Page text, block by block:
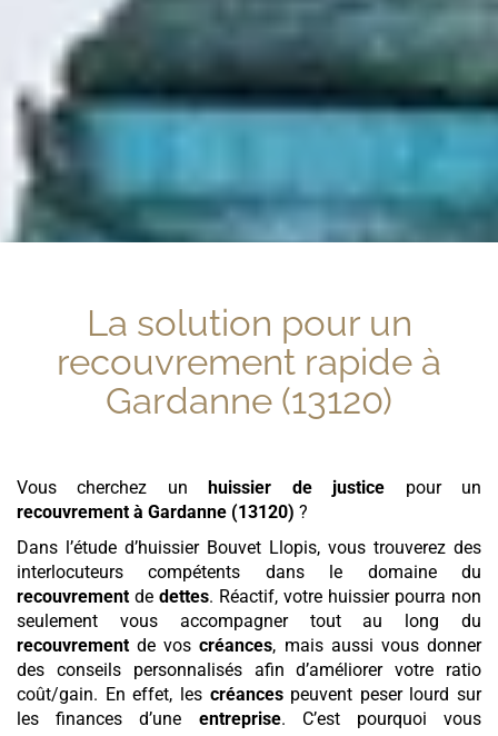
La solution pour un
recouvrement rapide à
Gardanne (13120)
Vous cherchez unhuissier de justice pour un
recouvrement à Gardanne (13120) ?
Dans l’étude d’huissier Bouvet Llopis, vous trouverez des
interlocuteurs compétents dans le domaine du
recouvrement de dettes. Réactif, votre huissier pourra non
seulement vous accompagner tout au long du
recouvrement de voscréances, mais aussi vous donner
des conseils personnalisés afin d’améliorer votre ratio
coût/gain. En effet, les créancespeuvent peser lourd sur
les finances d’une entreprise. C’est pourquoi vous